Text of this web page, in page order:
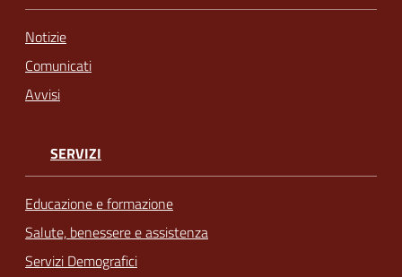
Notizie
Comunicati
Avvisi
SERVIZI
Educazione e formazione
Salute, benessere e assistenza
Servizi Demografici